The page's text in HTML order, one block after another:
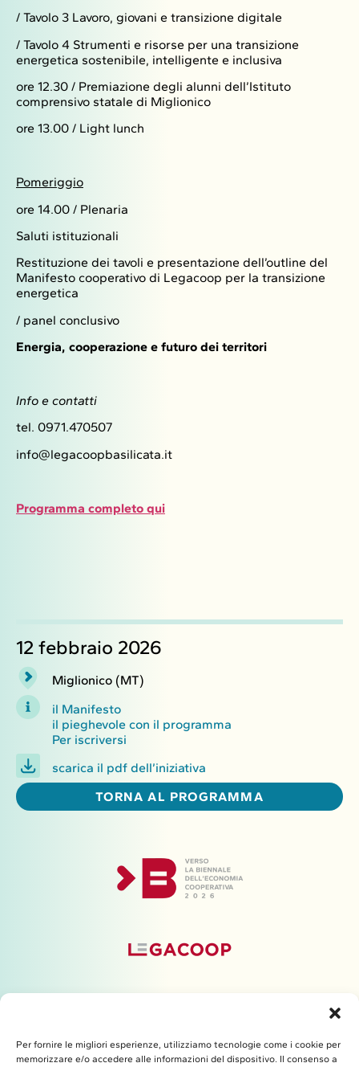
Per fornire le migliori esperienze, utilizziamo tecnologie come i cookie per
memorizzare e/o accedere alle informazioni del dispositivo. Il consenso a
/ Tavolo 3 Lavoro, giovani e transizione digitale
/ Tavolo 4 Strumenti e risorse per una transizione
energetica sostenibile, intelligente e inclusiva
ore 12.30 / Premiazione degli alunni dell’Istituto
comprensivo statale di Miglionico
ore 13.00 / Light lunch
Pomeriggio
ore 14.00 / Plenaria
Saluti istituzionali
Restituzione dei tavoli e presentazione dell’outline del
Manifesto cooperativo di Legacoop per la transizione
energetica
/ panel conclusivo
Energia, cooperazione e futuro dei territori
Info e contatti
tel. 0971.470507
info@legacoopbasilicata.it
Programma completo qui
12 febbraio 2026
Miglionico (MT)
il Manifesto
il pieghevole con il programma
Per iscriversi
scarica il pdf dell’iniziativa
TORNA AL PROGRAMMA